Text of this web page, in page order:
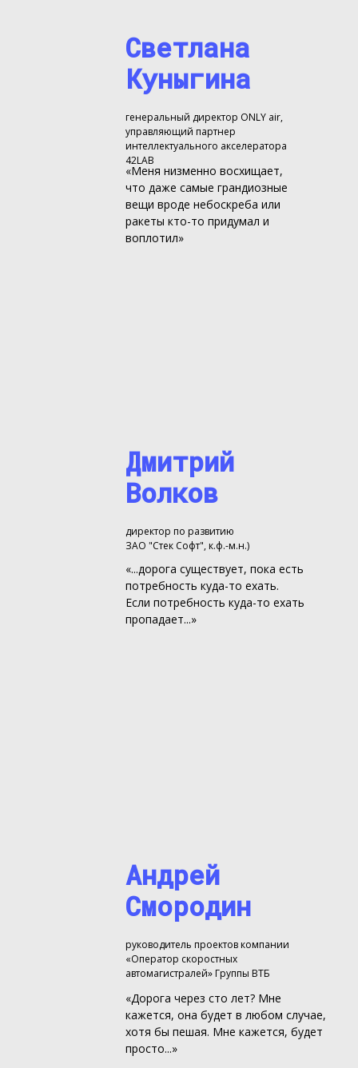
руководитель проектов компании
«Оператор скоростных
автомагистралей» Группы ВТБ
Андрей
Смородин
«Дорога через сто лет? Мне
кажется, она будет в любом случае,
хотя бы пешая. Мне кажется, будет
просто...»
директор по развитию
ЗАО "Стек Софт", к.ф.-м.н.)
Дмитрий
Волков
«...дорога существует, пока есть
потребность куда-то ехать.
Если потребность куда-то ехать
пропадает...»
генеральный директор ONLY air,
управляющий партнер
интеллектуального акселератора
42LAB
Светлана
Куныгина
«Меня низменно восхищает,
что даже самые грандиозные
вещи вроде небоскреба или
ракеты кто-то придумал и
воплотил»